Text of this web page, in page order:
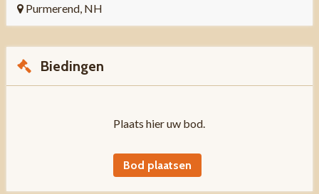
Purmerend, NH
Biedingen
Plaats hier uw bod.
Bod plaatsen